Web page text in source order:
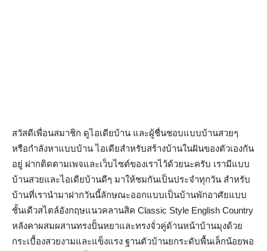
สวัสดีเพื่อนสมาชิก ดูไอเดียบ้าน และผู้ชื่นชอบแบบบ้านสวยๆ
หรือกำลังหาแบบบ้าน ไอเดียสำหรับสร้างบ้านในฝันของตัวเองกัน
อยู่ ฝากติดตามเพจและเว็บไซต์ของเราไว้ด้วยนะครับ เรามีแบบ
บ้านสวยและไอเดียบ้านดีๆ มาให้ชมกันเป็นประจำทุกวัน สำหรับ
บ้านที่เรานำมาฝากวันนี้ลักษณะออกแบบเป็นบ้านพักอาศัยแบบ
ชั้นเดีวสไตล์อังกฤษแนวคลานสิค Classic Style English Country
หลังคาผสมผสานทรงปั้นหยาและทรงจั่วคู่ด้านหน้าบ้านมุงด้วย
กระเบื้องสวยงามและแข็งแรง ฐานตัวบ้านยกระดับพื้นเล็กน้อยพอ